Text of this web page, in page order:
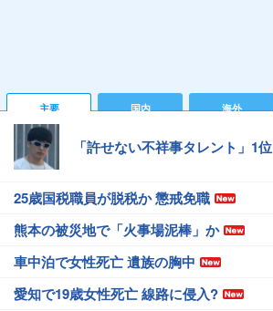
主要 国内 海外
「許せない不祥事タレント」1位
25歳国税職員が脱税か 懲戒免職
熊本の被災地で「火事場泥棒」か
車中泊で女性死亡 遺族の胸中
愛知で19歳女性死亡 線路に侵入?